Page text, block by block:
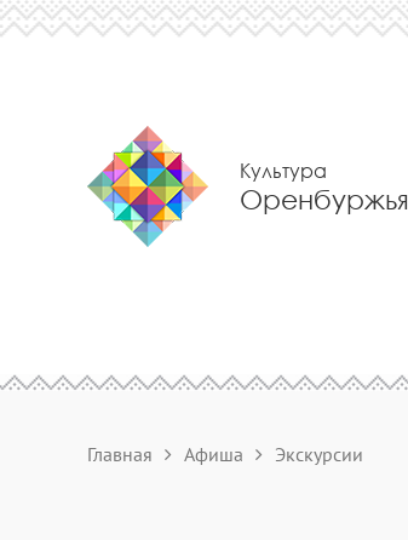
Культура
Оренбуржья
Главная Афиша Экскурсии